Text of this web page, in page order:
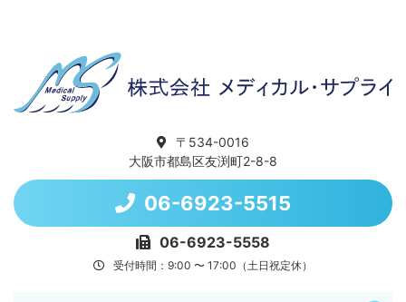
〒534-0016
大阪市都島区友渕町2-8-8
06-6923-5515
06-6923-5558
受付時間：9:00 〜 17:00（土日祝定休）